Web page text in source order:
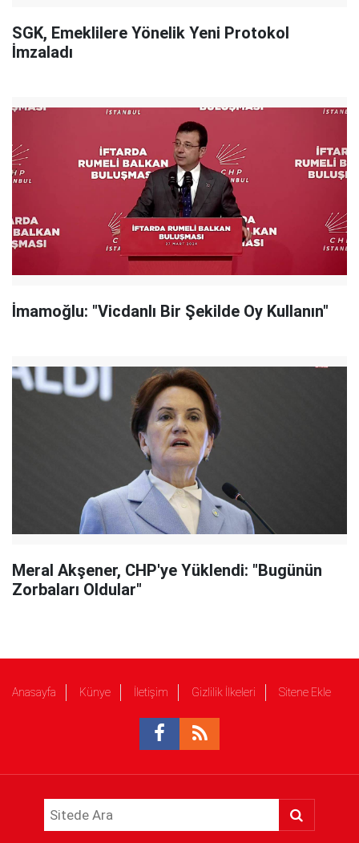
SGK, Emeklilere Yönelik Yeni Protokol
İmzaladı
İmamoğlu: "Vicdanlı Bir Şekilde Oy Kullanın"
Meral Akşener, CHP'ye Yüklendi: "Bugünün
Zorbaları Oldular"
Anasayfa Künye İletişim Gizlilik İlkeleri Sitene Ekle